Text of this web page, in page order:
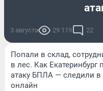
3 августа 29 119 22
Попали в склад,
в лес. Как Екатеринбург
атаку БПЛА — следили
онлайн